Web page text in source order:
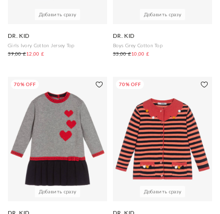
Добавить сразу
DR. KID
Girls Ivory Cotton Jersey Top
39,00 £12,00 £
Добавить сразу
DR. KID
Boys Grey Cotton Top
33,00 £10,00 £
70% OFF
Добавить сразу
DR. KID
70% OFF
Добавить сразу
DR. KID